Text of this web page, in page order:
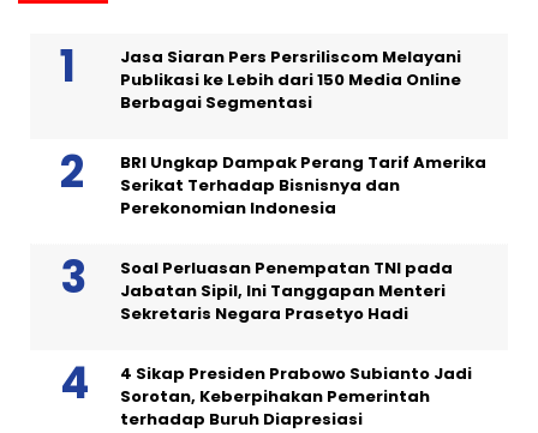
Jasa Siaran Pers Persriliscom Melayani
Publikasi ke Lebih dari 150 Media Online
Berbagai Segmentasi
BRI Ungkap Dampak Perang Tarif Amerika
Serikat Terhadap Bisnisnya dan
Perekonomian Indonesia
Soal Perluasan Penempatan TNI pada
Jabatan Sipil, Ini Tanggapan Menteri
Sekretaris Negara Prasetyo Hadi
4 Sikap Presiden Prabowo Subianto Jadi
Sorotan, Keberpihakan Pemerintah
terhadap Buruh Diapresiasi